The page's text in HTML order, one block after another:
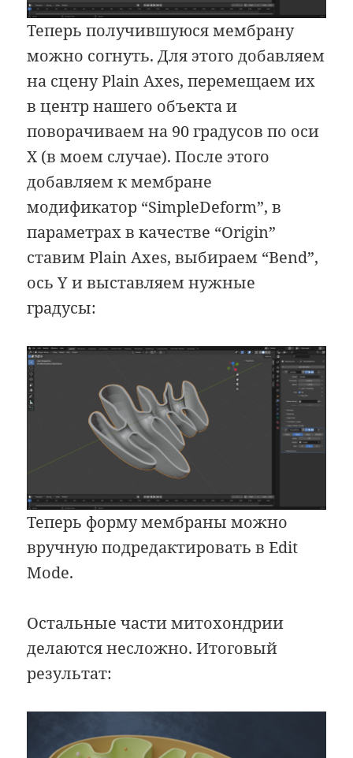
Теперь получившуюся мембрану
можно согнуть. Для этого добавляем
на сцену Plain Axes, перемещаем их
в центр нашего объекта и
поворачиваем на 90 градусов по оси
X (в моем случае). После этого
добавляем к мембране
модификатор “SimpleDeform”, в
параметрах в качестве “Origin”
ставим Plain Axes, выбираем “Bend”,
ось Y и выставляем нужные
градусы:
Теперь форму мембраны можно
вручную подредактировать в Edit
Mode.
Остальные части митохондрии
делаются несложно. Итоговый
результат: